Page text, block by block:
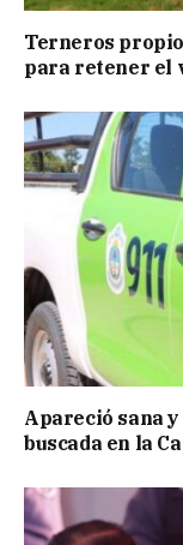
Terneros
para retener el
Apareció sana
buscada en la